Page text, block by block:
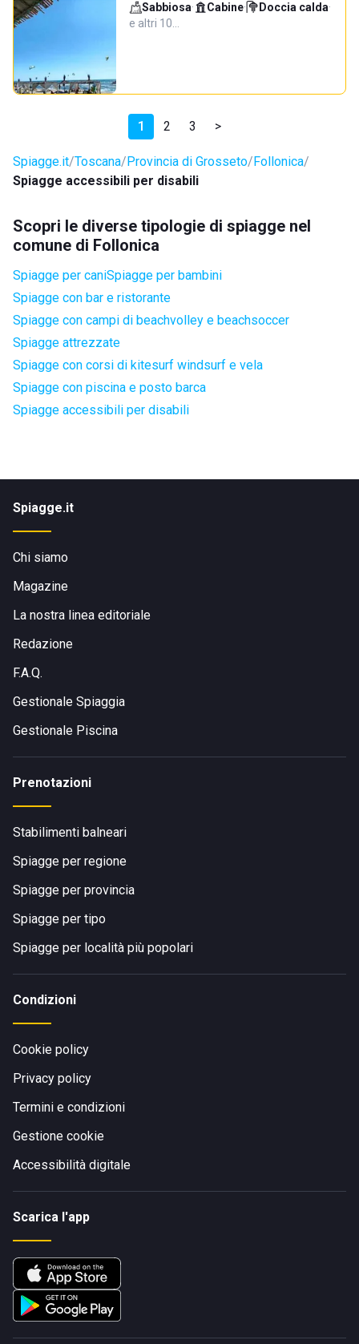
Sabbiosa· Cabine· Doccia calda·
e altri 10…
1 2 3 >
Spiagge.it Toscana Provincia di Grosseto Follonica
Spiagge accessibili per disabili
Scopri le diverse tipologie di spiagge nel
comune di Follonica
Spiagge per caniSpiagge per bambini
Spiagge con bar e ristorante
Spiagge con campi di beachvolley e beachsoccer
Spiagge attrezzate
Spiagge con corsi di kitesurf windsurf e vela
Spiagge con piscina e posto barca
Spiagge accessibili per disabili
Spiagge.it
Chi siamo
Magazine
La nostra linea editoriale
Redazione
F.A.Q.
Gestionale Spiaggia
Gestionale Piscina
Prenotazioni
Stabilimenti balneari
Spiagge per regione
Spiagge per provincia
Spiagge per tipo
Spiagge per località più popolari
Condizioni
Cookie policy
Privacy policy
Termini e condizioni
Gestione cookie
Accessibilità digitale
Scarica l'app